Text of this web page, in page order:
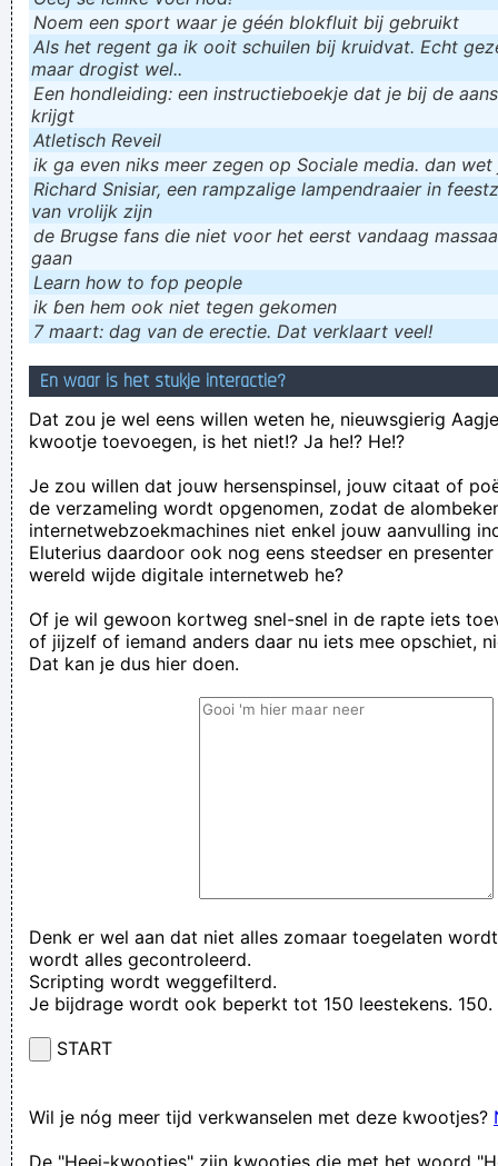
Noem een sport waar je géén blokfluit bij gebruikt
Als het regent ga ik ooit schuilen bij kruidvat. Echt
maar drogist wel..
Een hondleiding: een instructieboekje dat je bij de
krijgt
Atletisch Reveil
ik ga even niks meer zegen op Sociale media. dan
Richard Snisiar, een rampzalige lampendraaier in
van vrolijk zijn
de Brugse fans die niet voor het eerst vandaag
gaan
Learn how to fop people
ik ɓen hem ook niet tegen gekomen
7 maart: dag van de erectie. Dat verklaart veel!
En waar is het stukje interactie?
Dat zou je wel eens willen weten he, nieuwsgierig
kwootje toevoegen, is het niet!? Ja he!? He!?
Je zou willen dat jouw hersenspinsel, jouw citaat of
de verzameling wordt opgenomen, zodat de
internetwebzoekmachines niet enkel jouw aanvulling
Eluterius daardoor ook nog eens steedser en
wereld wijde digitale internetweb he?
Of je wil gewoon kortweg snel-snel in de rapte iets
of jijzelf of iemand anders daar nu iets mee opschiet,
Dat kan je dus hier doen.
Denk er wel aan dat niet alles zomaar toegelaten
wordt alles gecontroleerd.
Scripting wordt weggefilterd.
Je bijdrage wordt ook beperkt tot 150 leestekens. 150.
START
Wil je nóg meer tijd verkwanselen met deze kwootjes?
De "Heej-kwootjes" zijn kwootjes die met het woord